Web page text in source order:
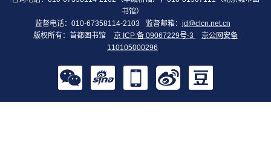
书馆）
监督电话：010-67358114-2103
监督邮箱： jd@clcn.net.cn
版权所有：首都图书馆
京 ICP 备 09067229号-3
京公网安备
110105000296